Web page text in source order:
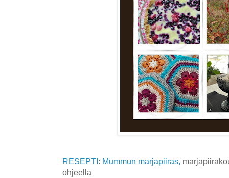
RESEPTI : Mummun marjapiiras,
ohjeella